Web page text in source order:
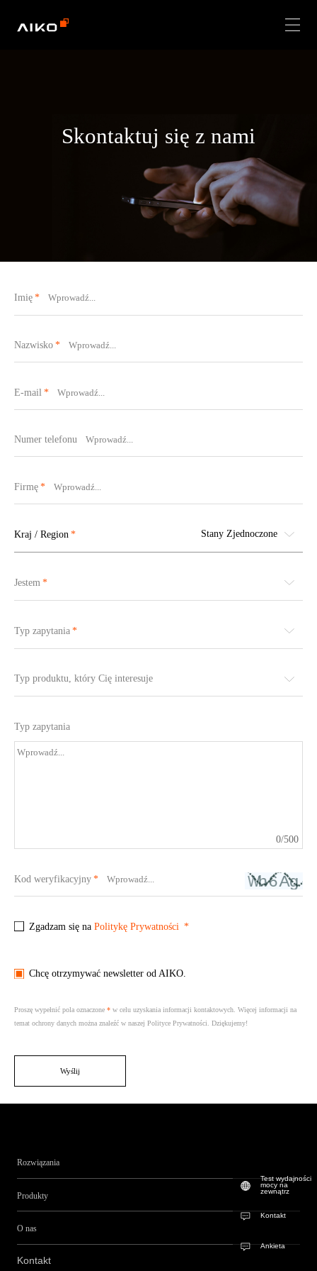
Skontaktuj się z nami
Imię
Nazwisko
E-mail
Numer telefonu
Firmę
Kraj / Region Stany Zjednoczone
Jestem
Typ zapytania
Typ produktu, który Cię interesuje
Typ zapytania
0/500
Kod weryfikacyjny
Zgadzam się naPolitykę Prywatności
Chcę otrzymywać newsletter od AIKO.
Proszę wypełnić pola oznaczone *w celu uzyskania informacji kontaktowych. Więcej informacji na
temat ochrony danych można znaleźć w naszej Polityce Prywatności. Dziękujemy!
Wyślij
Rozwiązania
Produkty
O nas
Kontakt
Test wydajności
mocy na
zewnątrz
Kontakt
Ankieta